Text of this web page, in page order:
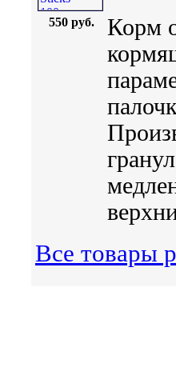
550 руб.
Корм
Все товары